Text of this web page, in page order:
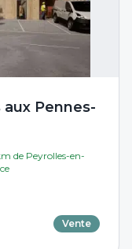
Pennes-
de Peyrolles-en-
Vente